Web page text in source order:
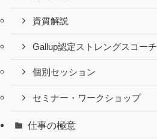
資質解説
Gallup認定ストレングスコーチ
個別セッション
セミナー・ワークショップ
仕事の極意